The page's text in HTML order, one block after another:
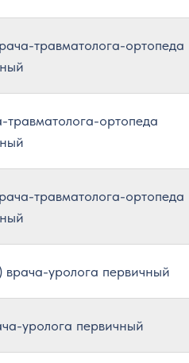
травматолога-ортопеда
ортопеда
травматолога-ортопеда
уролога первичный
уролога первичный